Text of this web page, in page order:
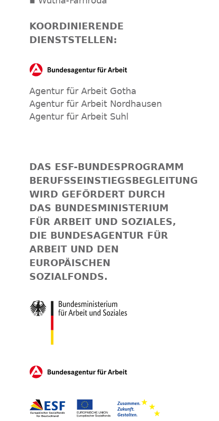
KOORDINIERENDE
DIENSTSTELLEN:
Agentur für Arbeit Gotha
Agentur für Arbeit Nordhausen
Agentur für Arbeit Suhl
DAS ESF-BUNDESPROGRAMM
BERUFSSEINSTIEGSBEGLEITUNG
WIRD GEFÖRDERT DURCH
DAS BUNDESMINISTERIUM
FÜR ARBEIT UND SOZIALES,
DIE BUNDESAGENTUR FÜR
ARBEIT UND DEN
EUROPÄISCHEN
SOZIALFONDS.